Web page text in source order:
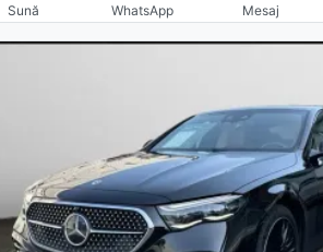
Sună WhatsApp Mesaj